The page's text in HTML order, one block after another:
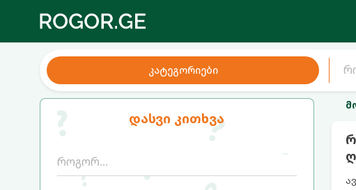
კატეგორიები
დასვი კითხვა